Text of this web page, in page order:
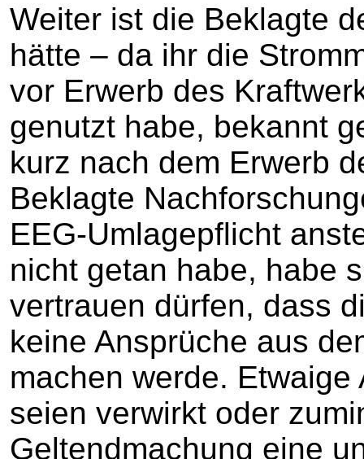
Weiter ist die Beklagte
hätte – da ihr die
vor Erwerb des
genutzt habe, bekannt
kurz nach dem Erwerb
Beklagte
EEG-Umlagepflicht
nicht getan habe, habe
vertrauen dürfen, dass
keine Ansprüche aus
machen werde.
seien verwirkt oder
Geltendmachung eine